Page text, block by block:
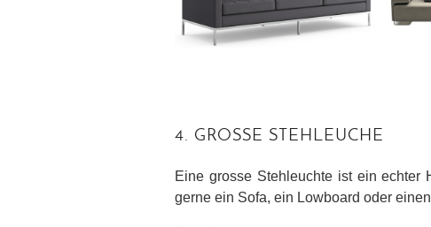
4. GROSSE STEHLEUCHE
Eine grosse Stehleuchte ist ein echter
gerne ein Sofa, ein Lowboard oder